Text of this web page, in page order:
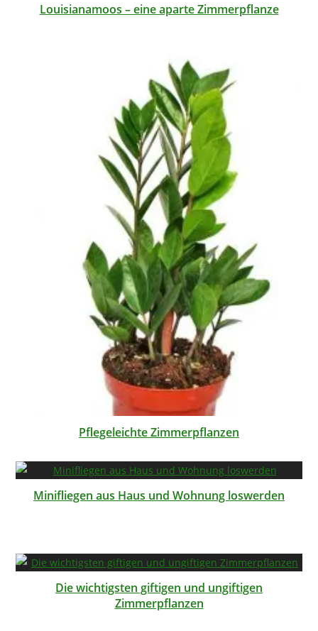
Louisianamoos – eine aparte Zimmerpflanze
Pflegeleichte Zimmerpflanzen
Minifliegen aus Haus und Wohnung loswerden
Die wichtigsten giftigen und ungiftigen
Zimmerpflanzen